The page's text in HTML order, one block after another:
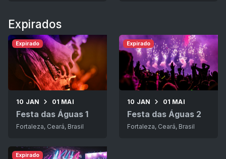
Expirados
10 JAN 01 MAI
Festa das Águas 1
Fortaleza, Ceará, Brasil
Expirado
10 JAN 01 MAI
Festa das Águas 2
Fortaleza, Ceará, Brasil
Expirado
Expirado